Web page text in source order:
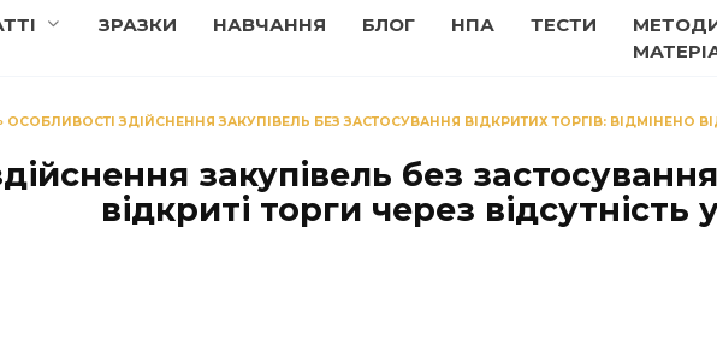
ЗРАЗКИ НАВЧАННЯ БЛОГ НПА ТЕСТИ
ОСОБЛИВОСТІ ЗДІЙСНЕННЯ ЗАКУПІВЕЛЬ БЕЗ ЗАСТОСУВАННЯ ВІДКРИТИХ ТОРГІВ: ВІДМІНЕНО
закупівель без
відкриті торги через відсутність